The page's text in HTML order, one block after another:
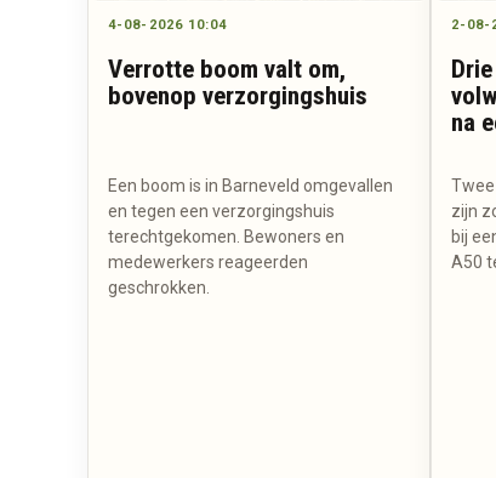
4-08-2026 10:04
Verrotte boom valt om,
bovenop verzorgingshuis
Een boom is in Barneveld omgevallen
en tegen een verzorgingshuis
terechtgekomen. Bewoners en
medewerkers reageerden
geschrokken.
2-08-
na
zijn
bij
A50